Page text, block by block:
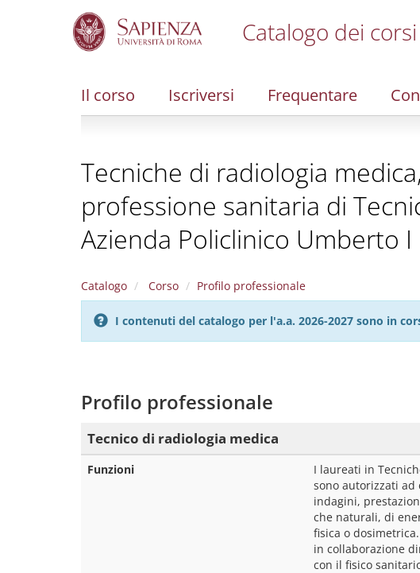
Catalogo dei
Il corso Iscriversi Frequentare
Tecniche di radiologia
professione sanitaria di
Azienda Policlinico Umberto I
Catalogo Corso Profilo professionale
I contenuti del catalogo per l'a.a. 2026-2027 sono in
Profilo professionale
Tecnico di radiologia medica
Funzioni
I laureati in
sono autorizzati ad
indagini,
che naturali, di
fisica o
in collaborazione
con il fisico